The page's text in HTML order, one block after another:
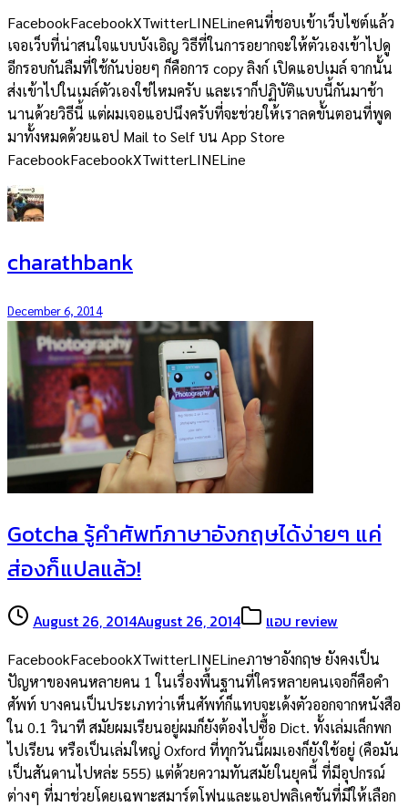
FacebookFacebookXTwitterLINELineคนที่ชอบเข้าเว็บไซต์แล้ว
เจอเว็บที่น่าสนใจแบบบังเอิญ วิธีที่ในการอยากจะให้ตัวเองเข้าไปดู
อีกรอบกันลืมที่ใช้กันบ่อยๆ ก็คือการ copy ลิงก์ เปิดแอปเมล์ จากนั้น
ส่งเข้าไปในเมล์ตัวเองใช่ไหมครับ และเราก็ปฏิบัติแบบนี้กันมาช้า
นานด้วยวิธีนี้ แต่ผมเจอแอปนึงครับที่จะช่วยให้เราลดขั้นตอนที่พูด
มาทั้งหมดด้วยแอป Mail to Self บน App Store
FacebookFacebookXTwitterLINELine
charathbank
December 6, 2014
Gotcha รู้คำศัพท์ภาษาอังกฤษได้ง่ายๆ แค่
ส่องก็แปลแล้ว!
August 26, 2014August 26, 2014 แอบ review
FacebookFacebookXTwitterLINELineภาษาอังกฤษ ยังคงเป็น
ปัญหาของคนหลายคน 1 ในเรื่องพื้นฐานที่ใครหลายคนเจอก็คือคำ
ศัพท์ บางคนเป็นประเภทว่าเห็นศัพท์ก็แทบจะเด้งตัวออกจากหนังสือ
ใน 0.1 วินาที สมัยผมเรียนอยู่ผมก็ยังต้องไปซื้อ Dict. ทั้งเล่มเล็กพก
ไปเรียน หรือเป็นเล่มใหญ่ Oxford ที่ทุกวันนี้ผมเองก็ยังใช้อยู่ (คือมัน
เป็นสันดานไปหล่ะ 555) แต่ด้วยความทันสมัยในยุคนี้ ที่มีอุปกรณ์
ต่างๆ ที่มาช่วยโดยเฉพาะสมาร์ตโฟนและแอปพลิเคชันที่มีให้เลือก